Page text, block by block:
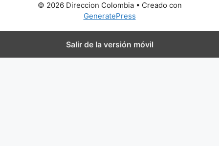
© 2026 Direccion Colombia• Creado con
GeneratePress
Salir de la versión móvil